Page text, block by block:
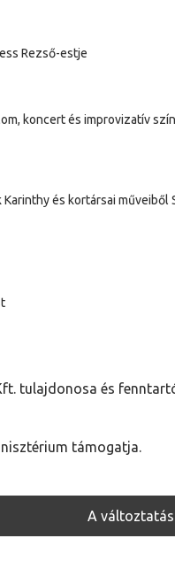
Rezső-estje
koncert és improvizatív
és kortársai műveiből
tulajdonosa és
támogatja.
A